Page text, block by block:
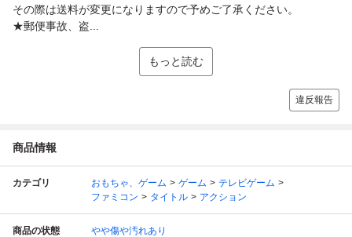
その際は送料が変更になりますので予めご了承ください。
★郵便事故、盗...
もっと読む
違反報告
商品情報
カテゴリ おもちゃ、ゲーム ゲーム
テレビゲーム
ファミコン
タイトル アクション
商品の状態 やや傷や汚れあり